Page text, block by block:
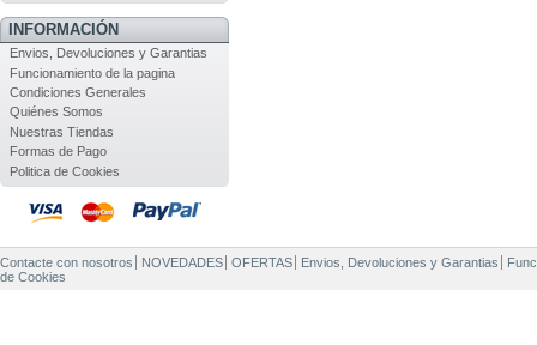
INFORMACIÓN
Envios, Devoluciones y Garantias
Funcionamiento de la pagina
Condiciones Generales
Quiénes Somos
Nuestras Tiendas
Formas de Pago
Politica de Cookies
Contacte con nosotros NOVEDADES OFERTAS Envios, Devoluciones y Garantias
de Cookies